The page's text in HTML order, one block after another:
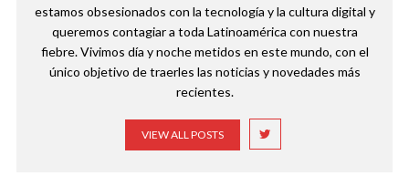
estamos obsesionados con la tecnología y la cultura digital y
queremos contagiar a toda Latinoamérica con nuestra
fiebre. Vivimos día y noche metidos en este mundo, con el
único objetivo de traerles las noticias y novedades más
recientes.
VIEW ALL POSTS